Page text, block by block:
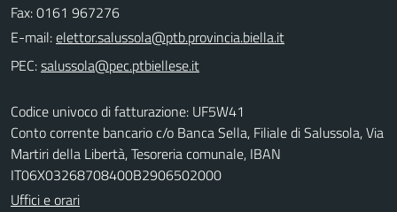
Fax: 0161 967276
E-mail:
PEC:
Codice univoco di fatturazione: UF5W41
Conto corrente bancario c/o Banca Sella, Filiale di Salussola, Via
Martiri della Libertà, Tesoreria comunale, IBAN
IT06X03268708400B2906502000
Uffici e orari